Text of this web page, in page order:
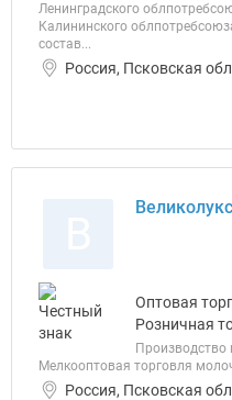
Ленинградского
Калининского
состав...
Россия, Псковская
Оптовая
Розничная
Производство
Мелкооптовая торговля
Россия, Псковская